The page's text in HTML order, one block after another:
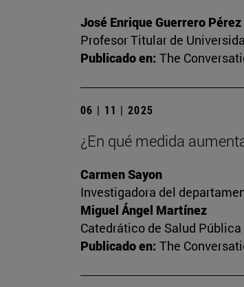
José Enrique Guerrero Pérez
Profesor Titular de
Publicado en: The
06 | 11 | 2025
¿En qué medida
Carmen Sayon
Investigadora del
Miguel Ángel Martínez
Catedrático de Salud Pública
Publicado en: The